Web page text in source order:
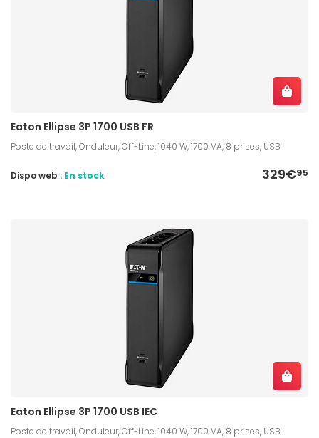
Eaton Ellipse 3P 1700 USB FR
Poste de travail, Onduleur, Off-Line, 1040 W, 1700 VA, 8 prises, USB
329€95
Dispo web : En stock
Eaton Ellipse 3P 1700 USB IEC
Poste de travail, Onduleur, Off-Line, 1040 W, 1700 VA, 8 prises, USB